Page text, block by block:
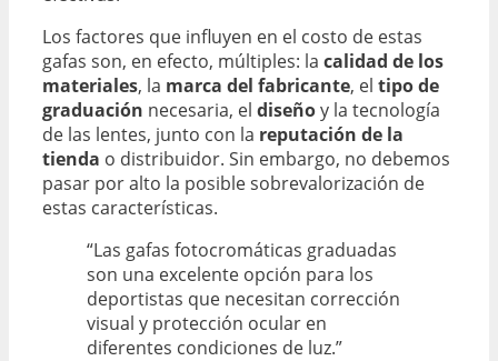
Los factores que influyen en el costo de estas
gafas son, en efecto, múltiples: la calidad de los
materiales, la marca del fabricante, el tipo de
graduación necesaria, el diseñoy la tecnología
de las lentes, junto con la reputación de la
tienda o distribuidor. Sin embargo, no debemos
pasar por alto la posible sobrevalorización de
estas características.
“Las gafas fotocromáticas graduadas
son una excelente opción para los
deportistas que necesitan corrección
visual y protección ocular en
diferentes condiciones de luz.”